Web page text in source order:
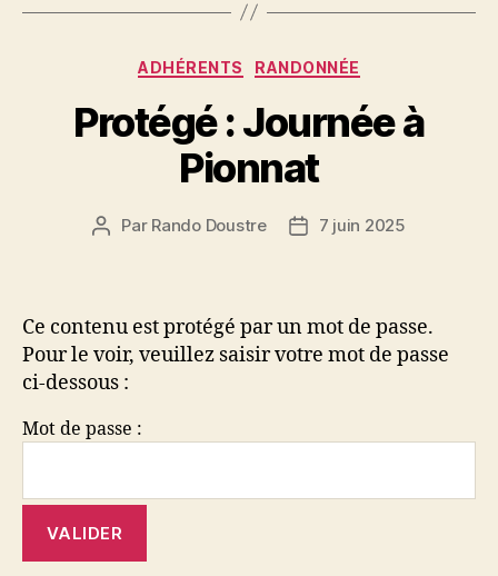
Catégories
ADHÉRENTS RANDONNÉE
Protégé : Journée à
Pionnat
Auteur
Par Rando Doustre
Date7 juin 2025
Ce contenu est protégé par un mot de passe.
Pour le voir, veuillez saisir votre mot de passe
ci-dessous :
Mot de passe :